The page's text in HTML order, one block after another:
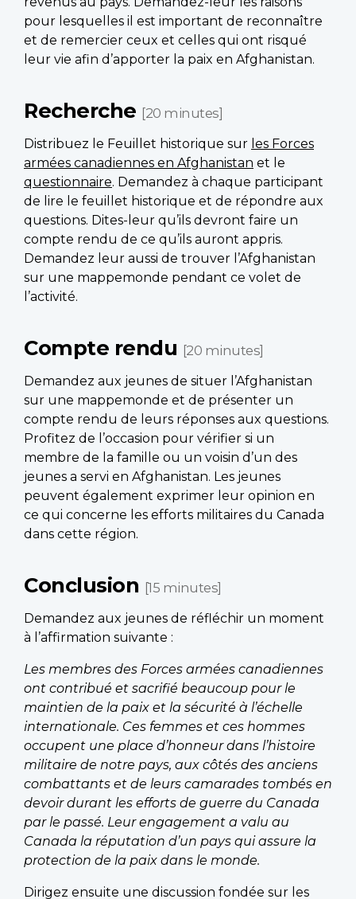
pour lesquelles il est important de reconnaître
et de remercier ceux et celles qui ont risqué
leur vie afin d’apporter la paix en Afghanistan.
Recherche [20 minutes]
Distribuez le Feuillet historique sur les Forces
armées canadiennes en Afghanistan et le
questionnaire. Demandez à chaque participant
de lire le feuillet historique et de répondre aux
questions. Dites-leur qu’ils devront faire un
compte rendu de ce qu’ils auront appris.
Demandez leur aussi de trouver l’Afghanistan
sur une mappemonde pendant ce volet de
l’activité.
Compte rendu [20 minutes]
Demandez aux jeunes de situer l’Afghanistan
sur une mappemonde et de présenter un
compte rendu de leurs réponses aux questions.
Profitez de l’occasion pour vérifier si un
membre de la famille ou un voisin d’un des
jeunes a servi en Afghanistan. Les jeunes
peuvent également exprimer leur opinion en
ce qui concerne les efforts militaires du Canada
dans cette région.
Conclusion [15 minutes]
Demandez aux jeunes de réfléchir un moment
à l’affirmation suivante :
Les membres des Forces armées canadiennes
ont contribué et sacrifié beaucoup pour le
maintien de la paix et la sécurité à l’échelle
internationale. Ces femmes et ces hommes
occupent une place d’honneur dans l’histoire
militaire de notre pays, aux côtés des anciens
combattants et de leurs camarades tombés en
devoir durant les efforts de guerre du Canada
par le passé. Leur engagement a valu au
Canada la réputation d’un pays qui assure la
protection de la paix dans le monde.
Dirigez ensuite une discussion fondée sur les